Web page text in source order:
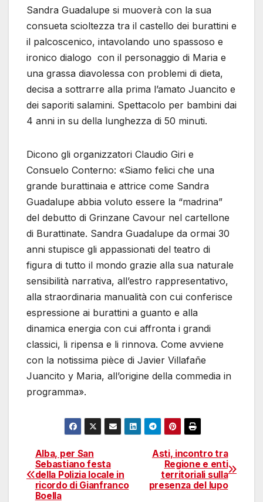
Sandra Guadalupe si muoverà con la sua
consueta scioltezza tra il castello dei burattini e
il palcoscenico, intavolando uno spassoso e
ironico dialogo con il personaggio di Maria e
una grassa diavolessa con problemi di dieta,
decisa a sottrarre alla prima l’amato Juancito e
dei saporiti salamini. Spettacolo per bambini dai
4 anni in su della lunghezza di 50 minuti.
Dicono gli organizzatori Claudio Giri e
Consuelo Conterno: «Siamo felici che una
grande burattinaia e attrice come Sandra
Guadalupe abbia voluto essere la “madrina”
del debutto di Grinzane Cavour nel cartellone
di Burattinate. Sandra Guadalupe da ormai 30
anni stupisce gli appassionati del teatro di
figura di tutto il mondo grazie alla sua naturale
sensibilità narrativa, all’estro rappresentativo,
alla straordinaria manualità con cui conferisce
espressione ai burattini a guanto e alla
dinamica energia con cui affronta i grandi
classici, li ripensa e li rinnova. Come avviene
con la notissima pièce di Javier Villafañe
Juancito y Maria, all’origine della commedia in
programma».
Navigazione
articoli
Asti, incontro tra
Regione e enti
territoriali sulla
presenza del lupo
Alba, per San
Sebastiano festa
della Polizia locale in
ricordo di Gianfranco
Boella